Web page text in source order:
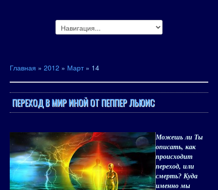
Главная » 2012 » Март » 14
ПЕРЕХОД В МИР ИНОЙ ОТ ПЕППЕР ЛЬЮИС
Можешь ли Ты
описать, как
происходит
переход, или
смерть? Куда
именно мы